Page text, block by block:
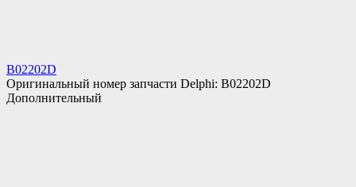
B02202D
Оригинальный номер запчасти Delphi: B02202D
Дополнительный